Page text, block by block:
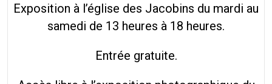
Exposition à l’église des Jacobins du mardi au
samedi de 13 heures à 18 heures.
Entrée gratuite.